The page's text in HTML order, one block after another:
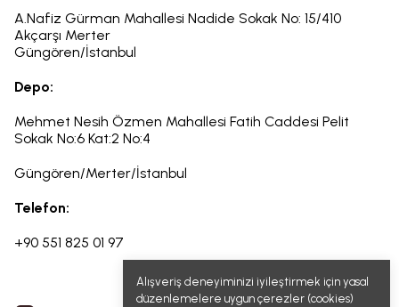
Alışveriş deneyiminizi iyileştirmek için yasal
düzenlemelere uygun çerezler (cookies)
A.Nafiz Gürman Mahallesi Nadide Sokak No: 15/410
Akçarşı Merter
Güngören/İstanbul
Depo:
Mehmet Nesih Özmen Mahallesi Fatih Caddesi Pelit
Sokak No:6 Kat:2 No:4
Güngören/Merter/İstanbul
Telefon:
+90 551 825 01 97